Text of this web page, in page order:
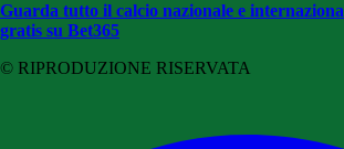
Guarda tutto il calcio nazionale e
gratis su Bet365
© RIPRODUZIONE RISERVATA